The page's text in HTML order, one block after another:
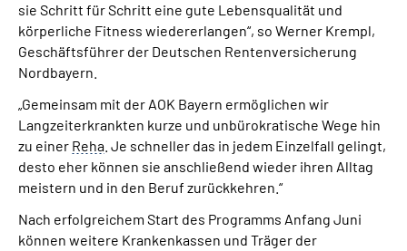
sie Schritt für Schritt eine gute Lebensqualität und
körperliche Fitness wiedererlangen“, so Werner Krempl,
Geschäftsführer der Deutschen Rentenversicherung
Nordbayern.
„Gemeinsam mit der AOK Bayern ermöglichen wir
Langzeiterkrankten kurze und unbürokratische Wege hin
zu einer Reha . Je schneller das in jedem Einzelfall gelingt,
desto eher können sie anschließend wieder ihren Alltag
meistern und in den Beruf zurückkehren.“
Nach erfolgreichem Start des Programms Anfang Juni
können weitere Krankenkassen und Träger der